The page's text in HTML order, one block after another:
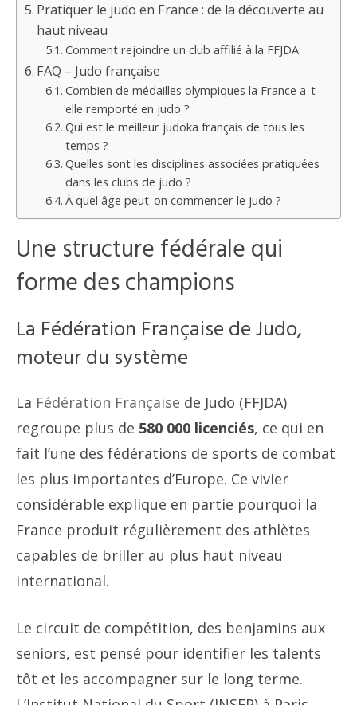
Pratiquer le judo en France : de la découverte au
haut niveau
Comment rejoindre un club affilié à la FFJDA
FAQ – Judo française
Combien de médailles olympiques la France a-t-
elle remporté en judo ?
Qui est le meilleur judoka français de tous les
temps ?
Quelles sont les disciplines associées pratiquées
dans les clubs de judo ?
À quel âge peut-on commencer le judo ?
Une structure fédérale qui
forme des champions
La Fédération Française de Judo,
moteur du système
La Fédération Française de Judo (FFJDA)
regroupe plus de 580 000 licenciés, ce qui en
fait l’une des fédérations de sports de combat
les plus importantes d’Europe. Ce vivier
considérable explique en partie pourquoi la
France produit régulièrement des athlètes
capables de briller au plus haut niveau
international.
Le circuit de compétition, des benjamins aux
seniors, est pensé pour identifier les talents
tôt et les accompagner sur le long terme.